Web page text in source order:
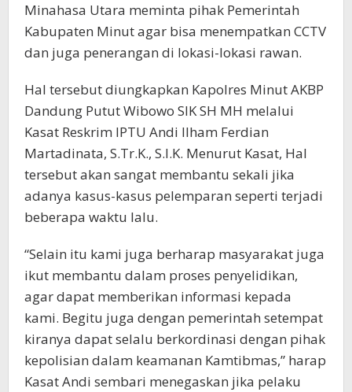
Minahasa Utara meminta pihak Pemerintah
Kabupaten Minut agar bisa menempatkan CCTV
dan juga penerangan di lokasi-lokasi rawan.
Hal tersebut diungkapkan Kapolres Minut AKBP
Dandung Putut Wibowo SIK SH MH melalui
Kasat Reskrim IPTU Andi Ilham Ferdian
Martadinata, S.Tr.K., S.I.K. Menurut Kasat, Hal
tersebut akan sangat membantu sekali jika
adanya kasus-kasus pelemparan seperti terjadi
beberapa waktu lalu.
“Selain itu kami juga berharap masyarakat juga
ikut membantu dalam proses penyelidikan,
agar dapat memberikan informasi kepada
kami. Begitu juga dengan pemerintah setempat
kiranya dapat selalu berkordinasi dengan pihak
kepolisian dalam keamanan Kamtibmas,” harap
Kasat Andi sembari menegaskan jika pelaku